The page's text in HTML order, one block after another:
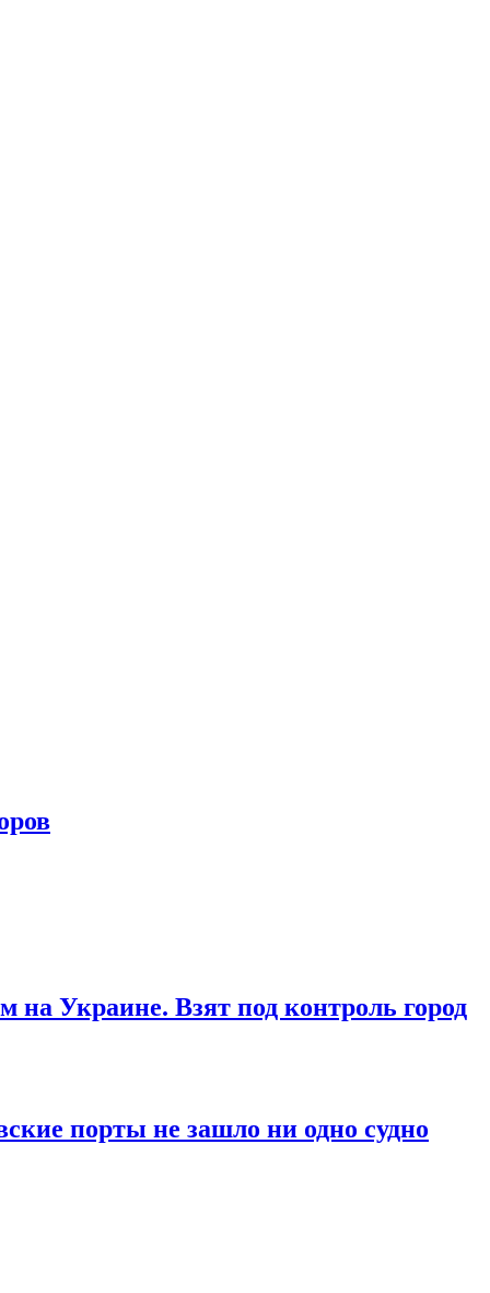
на Украине. Взят под контроль город
порты не зашло ни одно судно